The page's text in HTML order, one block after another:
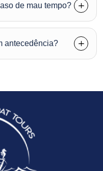
de mau tempo?
antecedência?